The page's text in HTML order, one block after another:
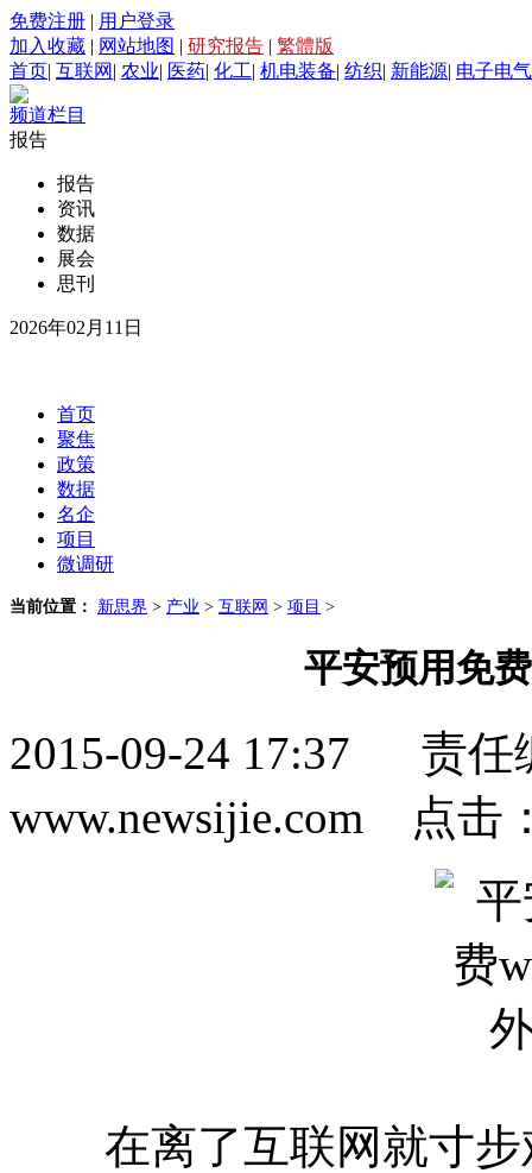
免费注册 | 用户登录
加入收藏 | 网站地图 | 研究报告 | 繁體版
首页| 互联网 | 农业| 医药| 化工| 机电装备| 纺织| 新能源| 电子电气
频道栏目
报告
报告
资讯
数据
展会
思刊
2026年02月11日
首页
聚焦
政策
数据
名企
项目
微调研
当前位置： 新思界 > 产业 > 互联网 > 项目 >
平安预用免
2015-09-24 17:37 责
www.newsijie.com 点击
在离了互联网就寸步